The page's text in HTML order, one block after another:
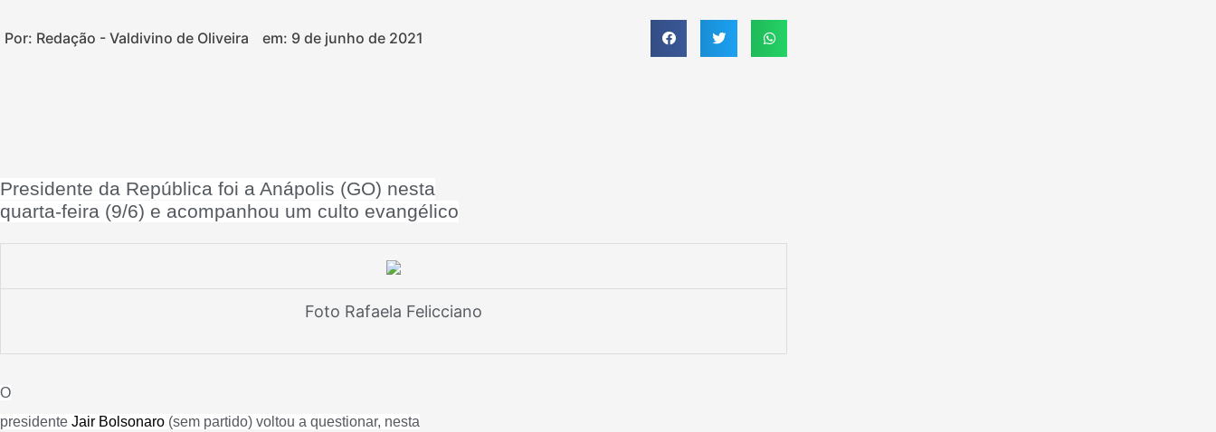
Por: Redação - Valdivino de Oliveira em: 9 de junho de 2021
Presidente da República foi a Anápolis (GO) nesta
quarta-feira (9/6) e acompanhou um culto evangélico
Foto Rafaela Felicciano
O
presidente Jair Bolsonaro (sem partido) voltou a questionar, nesta